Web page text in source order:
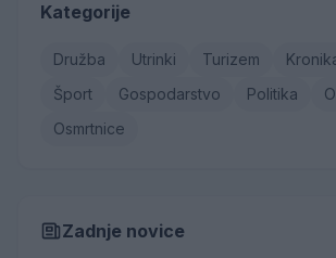
Kategorije
Družba Utrinki Turizem
Šport
Gospodarstvo Politika
Osmrtnice
Zadnje novice